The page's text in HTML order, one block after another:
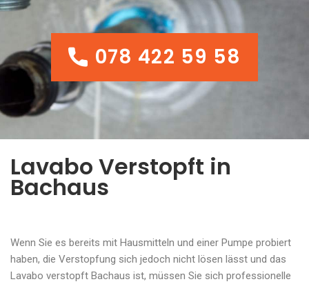
078 422 59 58
078 422 59 58
Lavabo Verstopft in
Bachaus
Wenn Sie es bereits mit Hausmitteln und einer Pumpe probiert
haben, die Verstopfung sich jedoch nicht lösen lässt und das
Lavabo verstopft Bachaus ist, müssen Sie sich professionelle